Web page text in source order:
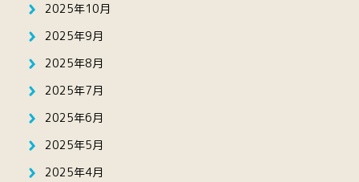
2025年10月
2025年9月
2025年8月
2025年7月
2025年6月
2025年5月
2025年4月